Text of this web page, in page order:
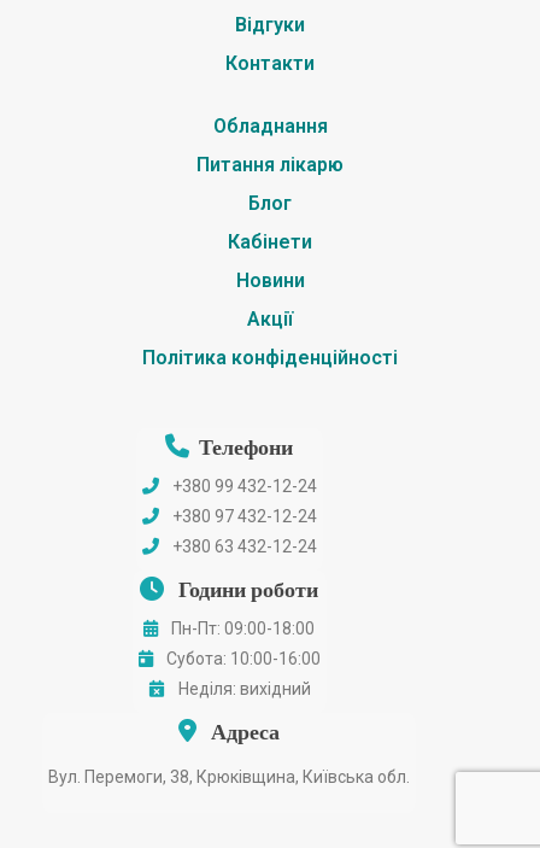
Відгуки
Контакти
Обладнання
Питання лікарю
Блог
Кабінети
Новини
Акції
Політика конфіденційності
Телефони
+380 99 432-12-24
+380 97 432-12-24
+380 63 432-12-24
Години роботи
Пн-Пт: 09:00-18:00
Субота: 10:00-16:00
Неділя: вихідний
Адреса
Вул. Перемоги, 38, Крюківщина, Київська обл.